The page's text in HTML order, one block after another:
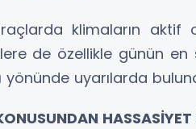
klimaların aktif
de özellikle günün en
yönünde uyarılarda